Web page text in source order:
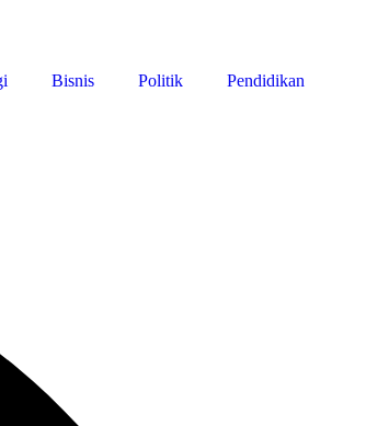
Bisnis Politik Pendidikan